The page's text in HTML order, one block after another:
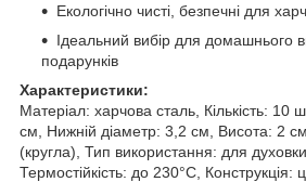
Екологічно чисті, безпечні для
Ідеальний вибір для домашнього
подарунків
Характеристики:
Матеріал: харчова сталь, Кількість: 10
см, Нижній діаметр: 3,2 см, Висота: 2
(кругла), Тип використання: для
Термостійкість: до 230°C, Конструкція: